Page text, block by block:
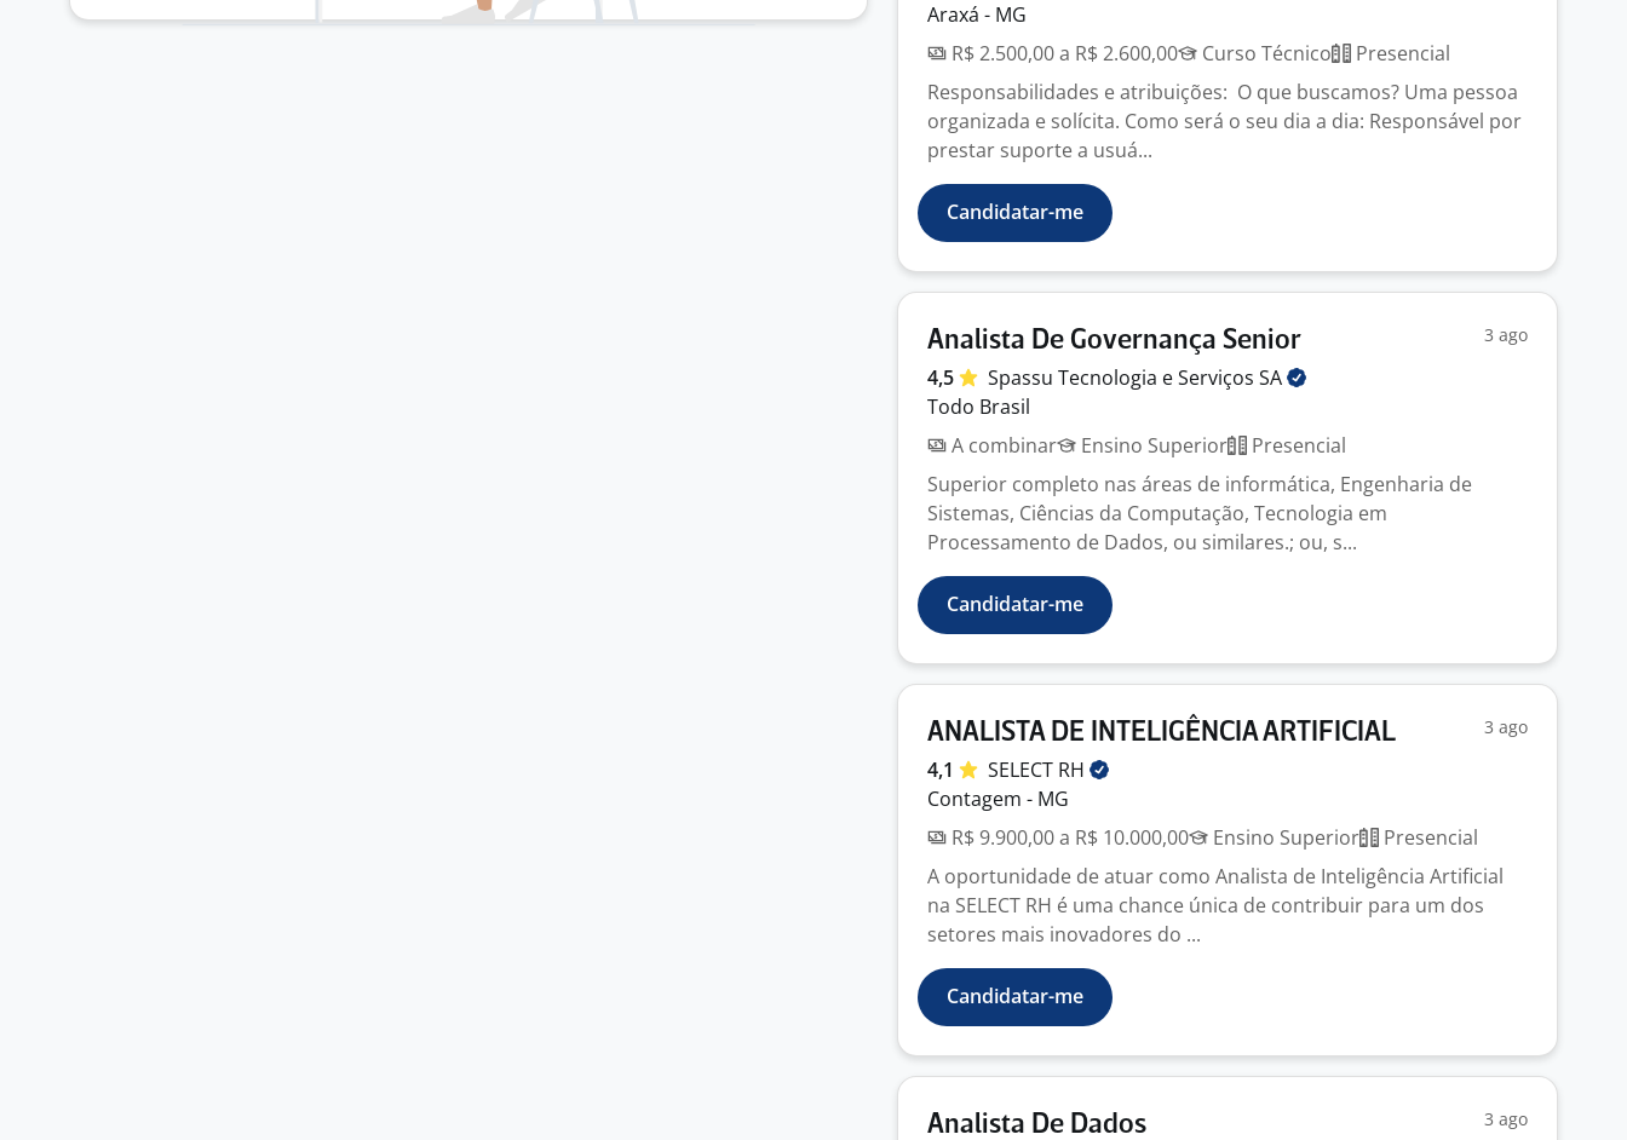
Araxá - MG
R$ 2.500,00 a R$ 2.600,00
Curso Técnico
Presencial
Responsabilidades e atribuições: O que buscamos? Uma pessoa
organizada e solícita. Como será o seu dia a dia: Responsável por
prestar suporte a usuá...
Candidatar-me
Analista De Governança Senior 3 ago
4,5 Spassu Tecnologia e Serviços SA
Todo Brasil
A combinar
Ensino Superior
Presencial
Superior completo nas áreas de informática, Engenharia de
Sistemas, Ciências da Computação, Tecnologia em
Processamento de Dados, ou similares.; ou, s...
Candidatar-me
ANALISTA DE INTELIGÊNCIA ARTIFICIAL 3 ago
4,1 SELECT RH
Contagem - MG
R$ 9.900,00 a R$ 10.000,00
Ensino Superior
Presencial
A oportunidade de atuar como Analista de Inteligência Artificial
na SELECT RH é uma chance única de contribuir para um dos
setores mais inovadores do ...
Candidatar-me
Analista De Dados 3 ago